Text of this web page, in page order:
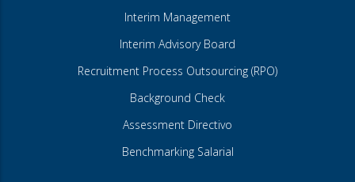
Interim Management
Interim Advisory Board
Recruitment Process Outsourcing (RPO)
Background Check
Assessment Directivo
Benchmarking Salarial